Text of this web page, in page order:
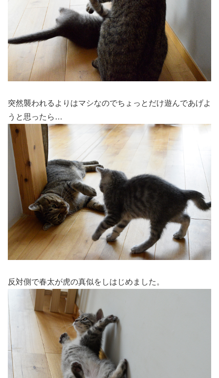
突然襲われるよりはマシなのでちょっとだけ遊んであげよ
うと思ったら…
反対側で春太が虎の真似をしはじめました。